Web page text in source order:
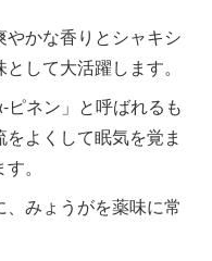
かな香りとシャキシ
して大活躍します。
ネン」と呼ばれるも
よくして眠気を覚ま
。
みょうがを薬味に常